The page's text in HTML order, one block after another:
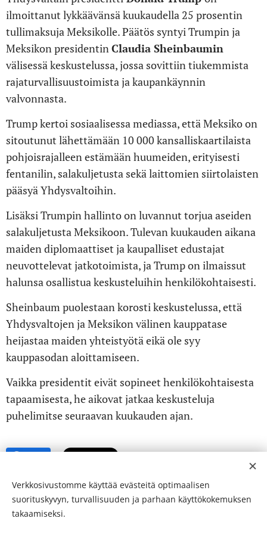
ilmoittanut lykkäävänsä kuukaudella 25 prosentin
tullimaksuja Meksikolle. Päätös syntyi Trumpin ja
Meksikon presidentin Claudia Sheinbaumin
välisessä keskustelussa, jossa sovittiin tiukemmista
rajaturvallisuustoimista ja kaupankäynnin
valvonnasta.
Trump kertoi sosiaalisessa mediassa, että Meksiko on
sitoutunut lähettämään 10 000 kansalliskaartilaista
pohjoisrajalleen estämään huumeiden, erityisesti
fentanilin, salakuljetusta sekä laittomien siirtolaisten
pääsyä Yhdysvaltoihin.
Lisäksi Trumpin hallinto on luvannut torjua aseiden
salakuljetusta Meksikoon. Tulevan kuukauden aikana
maiden diplomaattiset ja kaupalliset edustajat
neuvottelevat jatkotoimista, ja Trump on ilmaissut
halunsa osallistua keskusteluihin henkilökohtaisesti.
Sheinbaum puolestaan korosti keskustelussa, että
Yhdysvaltojen ja Meksikon välinen kauppatase
heijastaa maiden yhteistyötä eikä ole syy
kauppasodan aloittamiseen.
Vaikka presidentit eivät sopineet henkilökohtaisesta
tapaamisesta, he aikovat jatkaa keskusteluja
puhelimitse seuraavan kuukauden ajan.
Verkkosivustomme käyttää evästeitä optimaalisen
suorituskyvyn, turvallisuuden ja parhaan käyttökokemuksen
takaamiseksi.